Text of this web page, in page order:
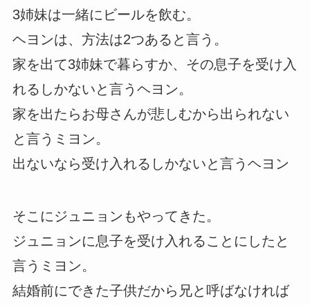
3姉妹は一緒にビールを飲む。
ヘヨンは、方法は2つあると言う。
家を出て3姉妹で暮らすか、その息子を受け入
れるしかないと言うヘヨン。
家を出たらお母さんが悲しむから出られない
と言うミヨン。
出ないなら受け入れるしかないと言うヘヨン
そこにジュニョンもやってきた。
ジュニョンに息子を受け入れることにしたと
言うミヨン。
結婚前にできた子供だから兄と呼ばなければ